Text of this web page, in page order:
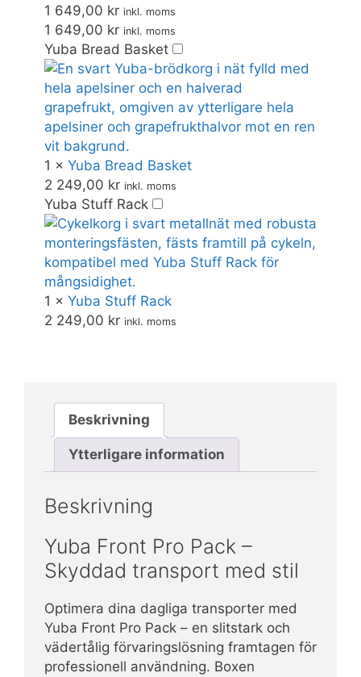
1 649,00 kr inkl. moms
1 649,00 kr inkl. moms
Yuba Bread Basket
1 × Yuba Bread Basket
2 249,00 kr inkl. moms
Yuba Stuff Rack
1 × Yuba Stuff Rack
2 249,00 kr inkl. moms
Beskrivning
Ytterligare information
Beskrivning
Yuba Front Pro Pack –
Skyddad transport med stil
Optimera dina dagliga transporter med
Yuba Front Pro Pack – en slitstark och
vädertålig förvaringslösning framtagen för
professionell användning. Boxen
Marknadsföring
Marknadsförings-
cookies används
för att leverera
besökare med
anpassade
annonser baserat
på de sidor de
besökte tidigare
och analysera
effektiviteten i
annonskampanjen.